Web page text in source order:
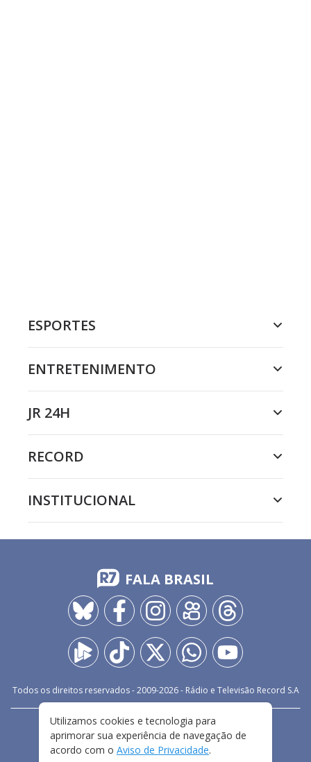
ESPORTES
ENTRETENIMENTO
JR 24H
RECORD
INSTITUCIONAL
FALA BRASIL
Todos os direitos reservados - 2009-2026- Rádio e Televisão Record S.A
FALE CONOSCO
PRIVACIDADE
TERMOS E CONDIÇÕES DE USO
Utilizamos cookies e tecnologia para
aprimorar sua experiência de navegação de
acordo com o Aviso de Privacidade.